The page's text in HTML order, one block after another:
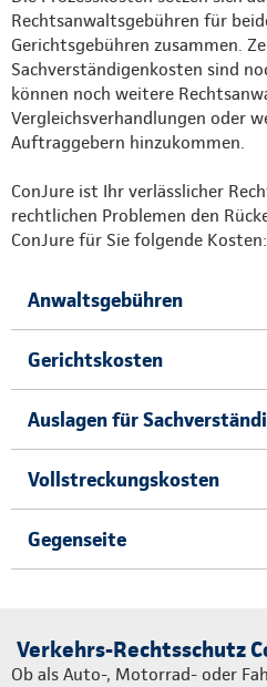
Rechtsanwaltsgebühren für
Gerichtsgebühren zusammen.
Sachverständigenkosten sind
können noch weitere
Vergleichsverhandlungen oder
Auftraggebern hinzukommen.
ConJure ist Ihr verlässlicher
rechtlichen Problemen den
ConJure für Sie folgende Kosten:
Anwaltsgebühren
Gerichtskosten
Auslagen für
Vollstreckungskosten
Gegenseite
Verkehrs-Rechtsschutz
Ob als Auto-, Motorrad- oder